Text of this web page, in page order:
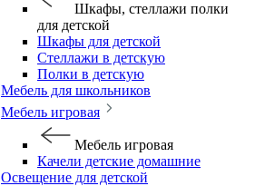
Шкафы, стеллажи полки
для детской
Шкафы для детской
Стеллажи в детскую
Полки в детскую
Мебель для школьников
Мебель игровая
Мебель игровая
Качели детские домашние
Освещение для детской